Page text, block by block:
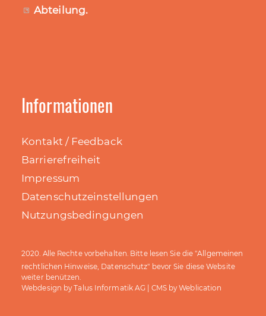
Abteilung.
Informationen
Kontakt / Feedback
Barrierefreiheit
Impressum
Datenschutzeinstellungen
Nutzungsbedingungen
2020. Alle Rechte vorbehalten. Bitte lesen Sie die "Allgemeinen
rechtlichen Hinweise, Datenschutz" bevor Sie diese Website
weiter benützen.
Webdesign byTalus Informatik AG | CMS byWeblication